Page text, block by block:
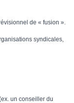
de « fusion ».
syndicales,
un conseiller du